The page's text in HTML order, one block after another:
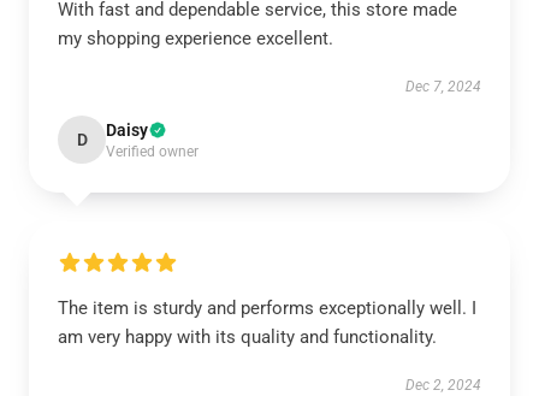
With fast and dependable service, this store made
my shopping experience excellent.
Dec 7, 2024
D Daisy
Verified owner
The item is sturdy and performs exceptionally well. I
am very happy with its quality and functionality.
Dec 2, 2024